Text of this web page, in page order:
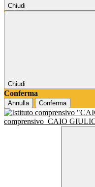
Chiudi
Chiudi
Conferma
Annulla Conferma
comprensivo CAIO